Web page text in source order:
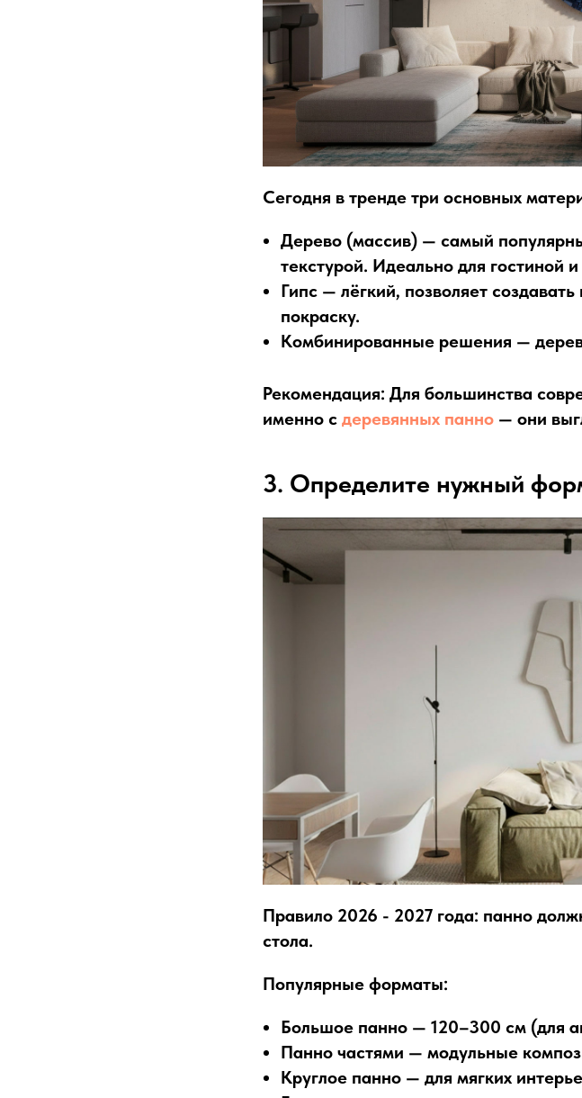
Сегодня в тренде три основных
Дерево (массив) — самый
текстурой. Идеально для гостиной
Гипс — лёгкий, позволяет
покраску.
Комбинированные решения —
Рекомендация: Для большинства
именно с деревянных панно — они
3. Определите нужный
Правило 2026 - 2027 года: панно
стола.
Популярные форматы:
Большое панно — 120–300 см (для
Панно частями — модульные
Круглое панно — для мягких